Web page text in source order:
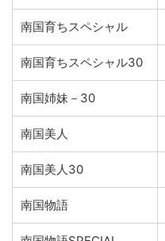
南国育ちスペシャル
南国育ちスペシャル30
南国姉妹－30
南国美人
南国美人30
南国物語